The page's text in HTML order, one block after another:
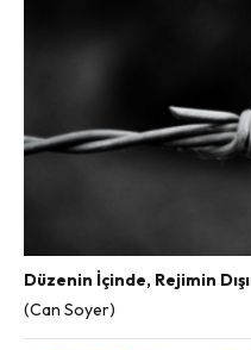
Düzenin İçinde, Rejimin
(Can Soyer)